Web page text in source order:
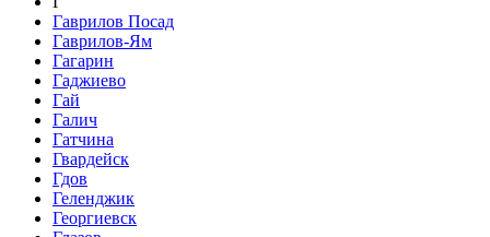
Гаврилов Посад
Гаврилов-Ям
Гагарин
Гаджиево
Гай
Галич
Гатчина
Гвардейск
Гдов
Геленджик
Георгиевск